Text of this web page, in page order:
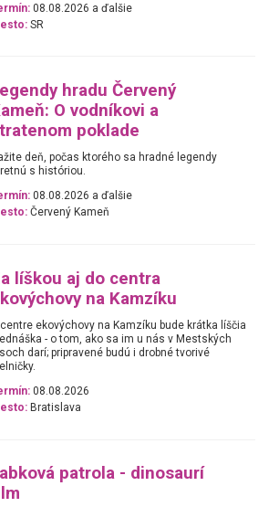
08.08.2026 a ďalšie
SR
hradu Červený
O vodníkovi a
poklade
deň, počas ktorého sa hradné legendy
s históriou.
08.08.2026 a ďalšie
Červený Kameň
líškou aj do centra
na Kamzíku
ekovýchovy na Kamzíku bude krátka líščia
- o tom, ako sa im u nás v Mestských
darí; pripravené budú i drobné tvorivé
08.08.2026
Bratislava
patrola - dinosaurí